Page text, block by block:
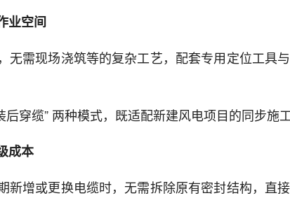
业空间
无需现场浇筑等的复杂工艺，配套专用定位工
后穿缆” 两种模式，既适配新建风电项目的同步
成本
新增或更换电缆时，无需拆除原有密封结构，